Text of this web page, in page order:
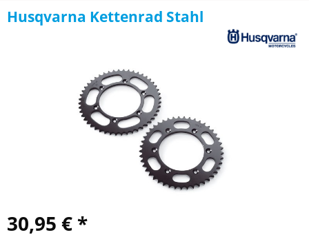
Husqvarna Kettenrad Stahl
30,95 € *